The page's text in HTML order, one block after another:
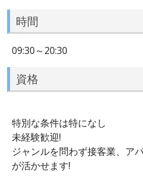
時間
09:30～20:30
資格
特別な条件は特になし
未経験歓迎!
ジャンルを問わず接客業、ア
が活かせます!